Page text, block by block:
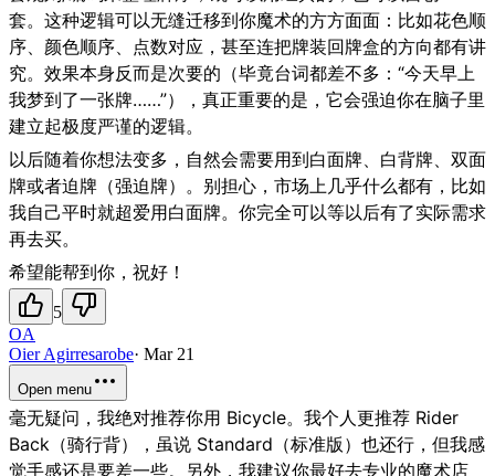
套。这种逻辑可以无缝迁移到你魔术的方方面面：比如花色顺
序、颜色顺序、点数对应，甚至连把牌装回牌盒的方向都有讲
究。效果本身反而是次要的（毕竟台词都差不多：“今天早上
我梦到了一张牌……”），真正重要的是，它会强迫你在脑子里
建立起极度严谨的逻辑。
以后随着你想法变多，自然会需要用到白面牌、白背牌、双面
牌或者迫牌（强迫牌）。别担心，市场上几乎什么都有，比如
我自己平时就超爱用白面牌。你完全可以等以后有了实际需求
再去买。
希望能帮到你，祝好！
5
OA
Oier Agirresarobe· Mar 21
Open menu
毫无疑问，我绝对推荐你用 Bicycle。我个人更推荐 Rider
Back（骑行背），虽说 Standard（标准版）也还行，但我感
觉手感还是要差一些。另外，我建议你最好去专业的魔术店